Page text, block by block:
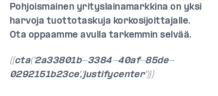
Pohjoismainen yrityslainamarkkina on yksi
harvoja tuottotaskuja korkosijoittajalle.
Ota oppaamme avulla tarkemmin selvää.
{{cta('2a33801b-3384-40af-85de-
0292151b23ce','justifycenter')}}